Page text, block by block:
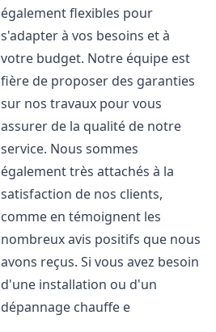
également flexibles pour
s'adapter à vos besoins et à
votre budget. Notre équipe est
fière de proposer des garanties
sur nos travaux pour vous
assurer de la qualité de notre
service. Nous sommes
également très attachés à la
satisfaction de nos clients,
comme en témoignent les
nombreux avis positifs que nous
avons reçus. Si vous avez besoin
d'une installation ou d'un
dépannage chauffe e